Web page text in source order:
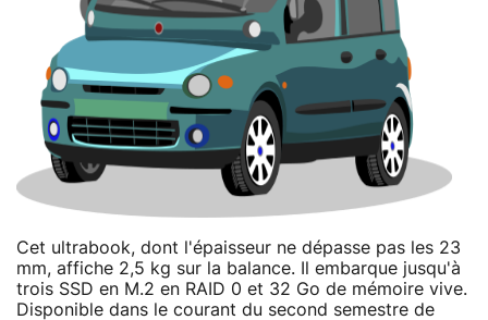
Cet ultrabook, dont l'épaisseur ne dépasse pas les 23
mm, affiche 2,5 kg sur la balance. Il embarque jusqu'à
trois SSD en M.2 en RAID 0 et 32 Go de mémoire vive.
Disponible dans le courant du second semestre de